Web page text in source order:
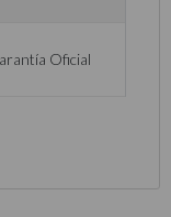
Oficial